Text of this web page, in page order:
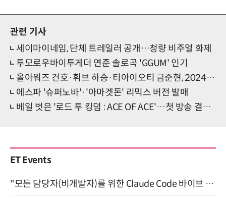
관련 기사
세이마이네임, 단체 트레일러 공개…청량 비주얼 화제
투모로우바이투게더 연준 솔로곡 'GGUM' 인기
올아워즈 건호·휘브 하승·티아이오티 금준현, 2024 '선물' 컬래버레이션
에스파 '슈퍼노바'·'아마겟돈' 리믹스 버전 발매
베일 벗은 '로드 투 킹덤 : ACE OF ACE'…첫 방송 결과는?
ET Events
"모든 담당자(비개발자)를 위한 Claude Code 바이브 코딩 2-day 부트캠프" 9월 16~17일 개최